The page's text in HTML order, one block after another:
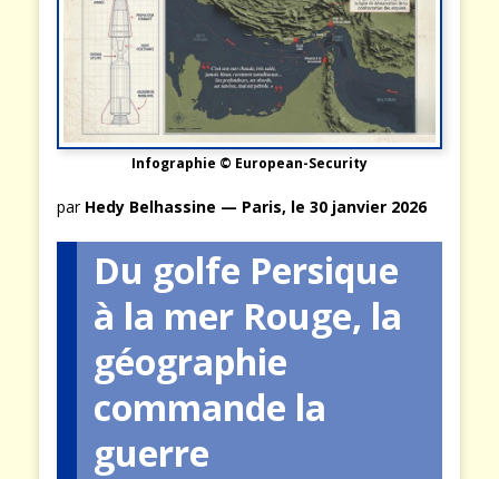
Infographie © European-Security
par Hedy Belhassine — Paris, le 30 janvier 2026
Du golfe Persique
à la mer Rouge, la
géographie
commande la
guerre